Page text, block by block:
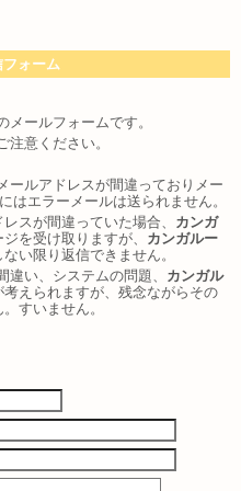
ォーム
メールフォームです。
注意ください。
ールアドレスが間違っておりメー
はエラーメールは送られません。
スが間違っていた場合、 カンガ
を受け取りますが、 カンガルー
い限り返信できません。
い、システムの問題、 カンガル
えられますが、残念ながらその
すいません。